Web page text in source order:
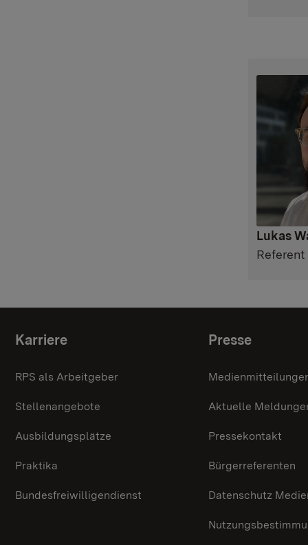
Lukas
Themenübersicht
Karriere
RPS als Arbeitgeber
Stellenangebote
Ausbildungsplätze
Praktika
Bundesfreiwilligendienst
Presse
Aktuelle
Pressekontakt
Bürgerreferenten
Datenschutz